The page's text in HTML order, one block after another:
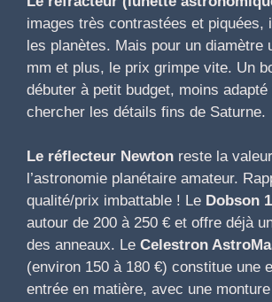
images très contrastées et piquées,
les planètes. Mais pour un diamètre
mm et plus, le prix grimpe vite. Un
débuter à petit budget, moins
chercher les détails fins de Saturne.
Le réflecteur Newton reste la
l’astronomie planétaire amateur.
qualité/prix imbattable ! Le Dobson
autour de 200 à 250 € et offre déjà
des anneaux. Le Celestron
(environ 150 à 180 €) constitue une
entrée en matière, avec une